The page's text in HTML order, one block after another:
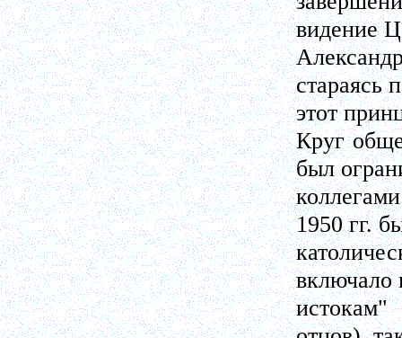
видение
стараясь
этот
Круг
был
1950 гг.
включало